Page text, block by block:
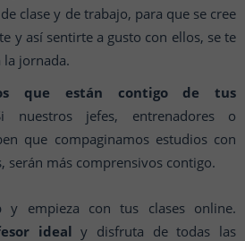
clase y de trabajo, para que se cree
y así sentirte a gusto con ellos, se te
la jornada.
que están contigo de tus
nuestros jefes, entrenadores o
que compaginamos estudios con
serán más comprensivos contigo.
y empieza con tus clases online.
ideal y disfruta de todas las